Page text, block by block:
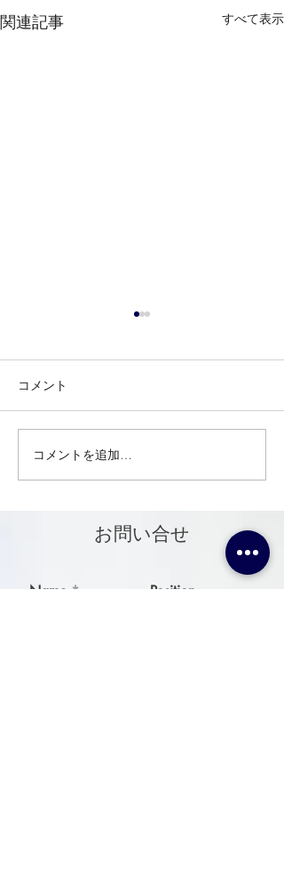
関連記事 すべて表示
ZEN-bukyo Toolモールに
掲載
コメント
コメントを追加…
お問い合せ
Name Position